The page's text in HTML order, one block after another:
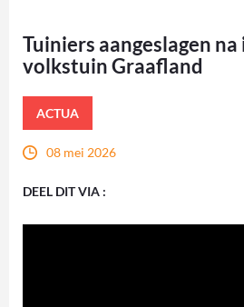
Tuiniers aangeslagen
volkstuin Graafland
ACTUA
08 mei 2026
DEEL DIT VIA :